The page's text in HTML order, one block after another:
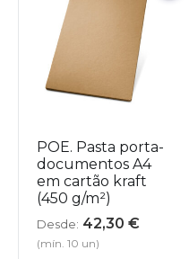
POE. Pasta porta-
documentos A4
em cartão kraft
(450 g/m²)
Desde: 42,30 €
(mín. 10 un)